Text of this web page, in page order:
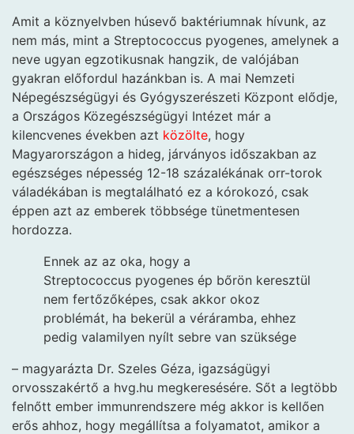
Amit a köznyelvben húsevő baktériumnak hívunk, az
nem más, mint a Streptococcus pyogenes, amelynek a
neve ugyan egzotikusnak hangzik, de valójában
gyakran előfordul hazánkban is. A mai Nemzeti
Népegészségügyi és Gyógyszerészeti Központ elődje,
a Országos Közegészségügyi Intézet már a
kilencvenes években azt közölte, hogy
Magyarországon a hideg, járványos időszakban az
egészséges népesség 12-18 százalékának orr-torok
váladékában is megtalálható ez a kórokozó, csak
éppen azt az emberek többsége tünetmentesen
hordozza.
Ennek az az oka, hogy a
Streptococcus pyogenes ép bőrön keresztül
nem fertőzőképes, csak akkor okoz
problémát, ha bekerül a véráramba, ehhez
pedig valamilyen nyílt sebre van szüksége
– magyarázta Dr. Szeles Géza, igazságügyi
orvosszakértő a hvg.hu megkeresésére. Sőt a legtöbb
felnőtt ember immunrendszere még akkor is kellően
erős ahhoz, hogy megállítsa a folyamatot, amikor a